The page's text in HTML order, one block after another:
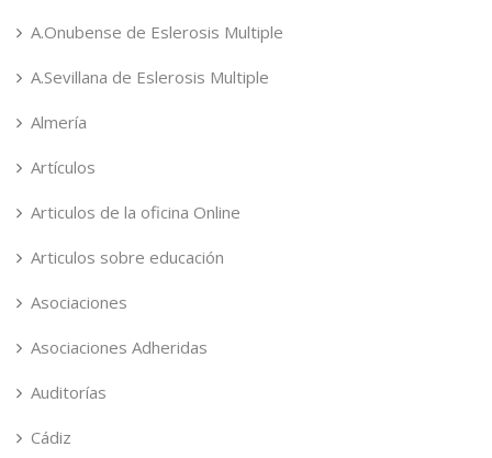
A.Onubense de Eslerosis Multiple
A.Sevillana de Eslerosis Multiple
Almería
Artículos
Articulos de la oficina Online
Articulos sobre educación
Asociaciones
Asociaciones Adheridas
Auditorías
Cádiz